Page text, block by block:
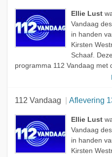
Ellie Lust
Vandaag
in handen
Kirsten
Schaaf.
programma 112 Vandaag met
112 Vandaag Aflevering
Ellie Lust
Vandaag
in handen
Kirsten